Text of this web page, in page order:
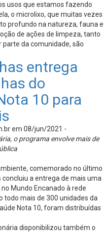
usos que estamos fazendo
o microlixo, que muitas vezes
profundo na natureza, fauna e
de ações de limpeza, tanto
parte da comunidade, são
entrega
do
10 para
em 08/jun/2021 -
o programa envolve mais de
comemorado no último
a entrega de mais uma
Mundo Encanado à rede
todo mais de 300 unidades da
Nota 10, foram distribuídas
disponibilizou também o